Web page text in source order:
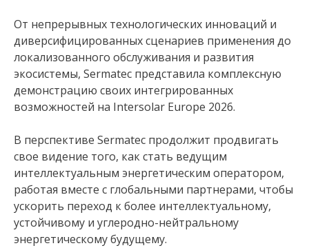
От непрерывных технологических инноваций и
диверсифицированных сценариев применения до
локализованного обслуживания и развития
экосистемы, Sermatec представила комплексную
демонстрацию своих интегрированных
возможностей на Intersolar Europe 2026.
В перспективе Sermatec продолжит продвигать
свое видение того, как стать ведущим
интеллектуальным энергетическим оператором,
работая вместе с глобальными партнерами, чтобы
ускорить переход к более интеллектуальному,
устойчивому и углеродно-нейтральному
энергетическому будущему.